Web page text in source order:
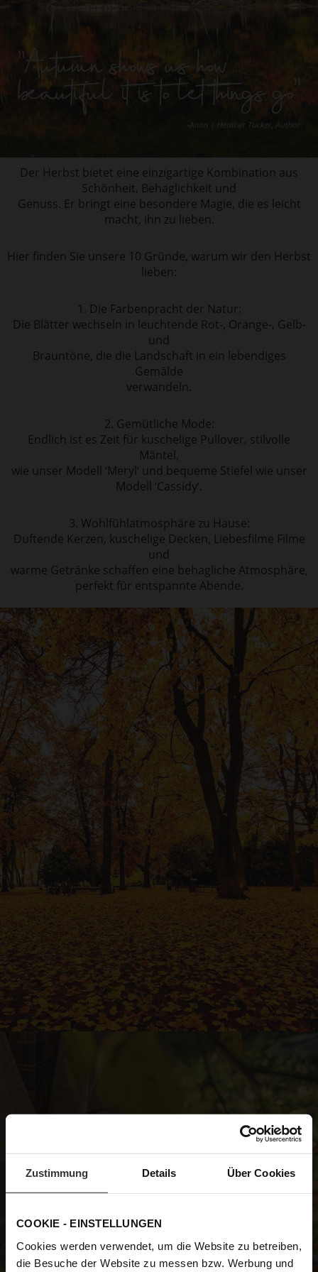
Zustimmung Details Über Cookies
COOKIE - EINSTELLUNGEN
Cookies werden verwendet, um die Website zu betreiben,
die Besuche der Website zu messen bzw. Werbung und
Der Herbst bietet eine einzigartige Kombination aus
Schönheit, Behaglichkeit und
Genuss. Er bringt eine besondere Magie, die es leicht
macht, ihn zu lieben.
Hier finden Sie unsere 10 Gründe, warum wir den Herbst
lieben:
1. Die Farbenpracht der Natur:
Die Blätter wechseln in leuchtende Rot-, Orange-, Gelb-
und
Brauntöne, die die Landschaft in ein lebendiges
Gemälde
verwandeln.
2. Gemütliche Mode:
Endlich ist es Zeit für kuschelige Pullover, stilvolle
Mäntel,
wie unser Modell ‘Meryl ‘ und bequeme Stiefel wie unser
Modell ‘Cassidy‘.
3. Wohlfühlatmosphäre zu Hause:
Duftende Kerzen, kuschelige Decken, Liebesfilme Filme
und
warme Getränke schaffen eine behagliche Atmosphäre,
perfekt für entspannte Abende.